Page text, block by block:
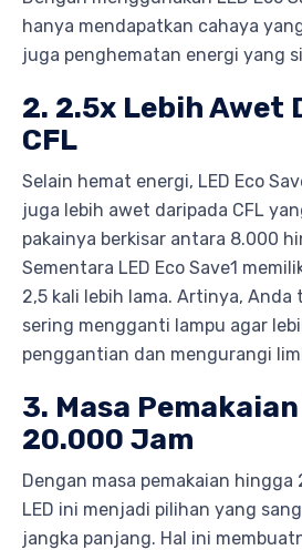
hanya mendapatkan cahaya
juga penghematan energi yang
2. 2.5x Lebih Awet
CFL
Selain hemat energi, LED Eco
juga lebih awet daripada CFL
pakainya berkisar antara 8.000
Sementara LED Eco Save1
2,5 kali lebih lama. Artinya, Anda
sering mengganti lampu agar
penggantian dan mengurangi
3. Masa
20.000 Jam
Dengan masa pemakaian
LED ini menjadi pilihan yang
jangka panjang. Hal ini